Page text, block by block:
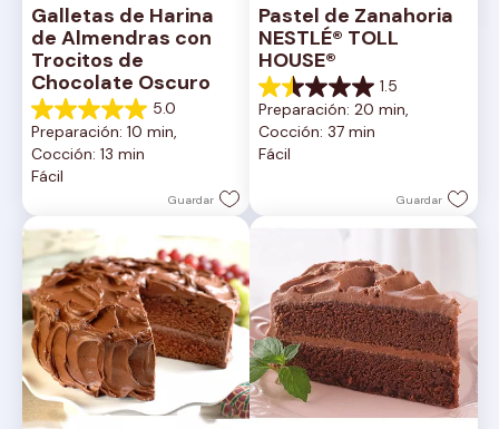
Galletas de Harina
de Almendras con
Trocitos de
Chocolate Oscuro
5.0
5.0
de
5
estrellas.
reseña
Preparación: 10 min,
Cocción: 13 min
Fácil
Guardar
Pastel de Zanahoria
NESTLÉ® TOLL
HOUSE®
1.5
1.5
de
5
estrellas.
Preparación: 20 min,
Cocción: 37 min
Fácil
Guardar